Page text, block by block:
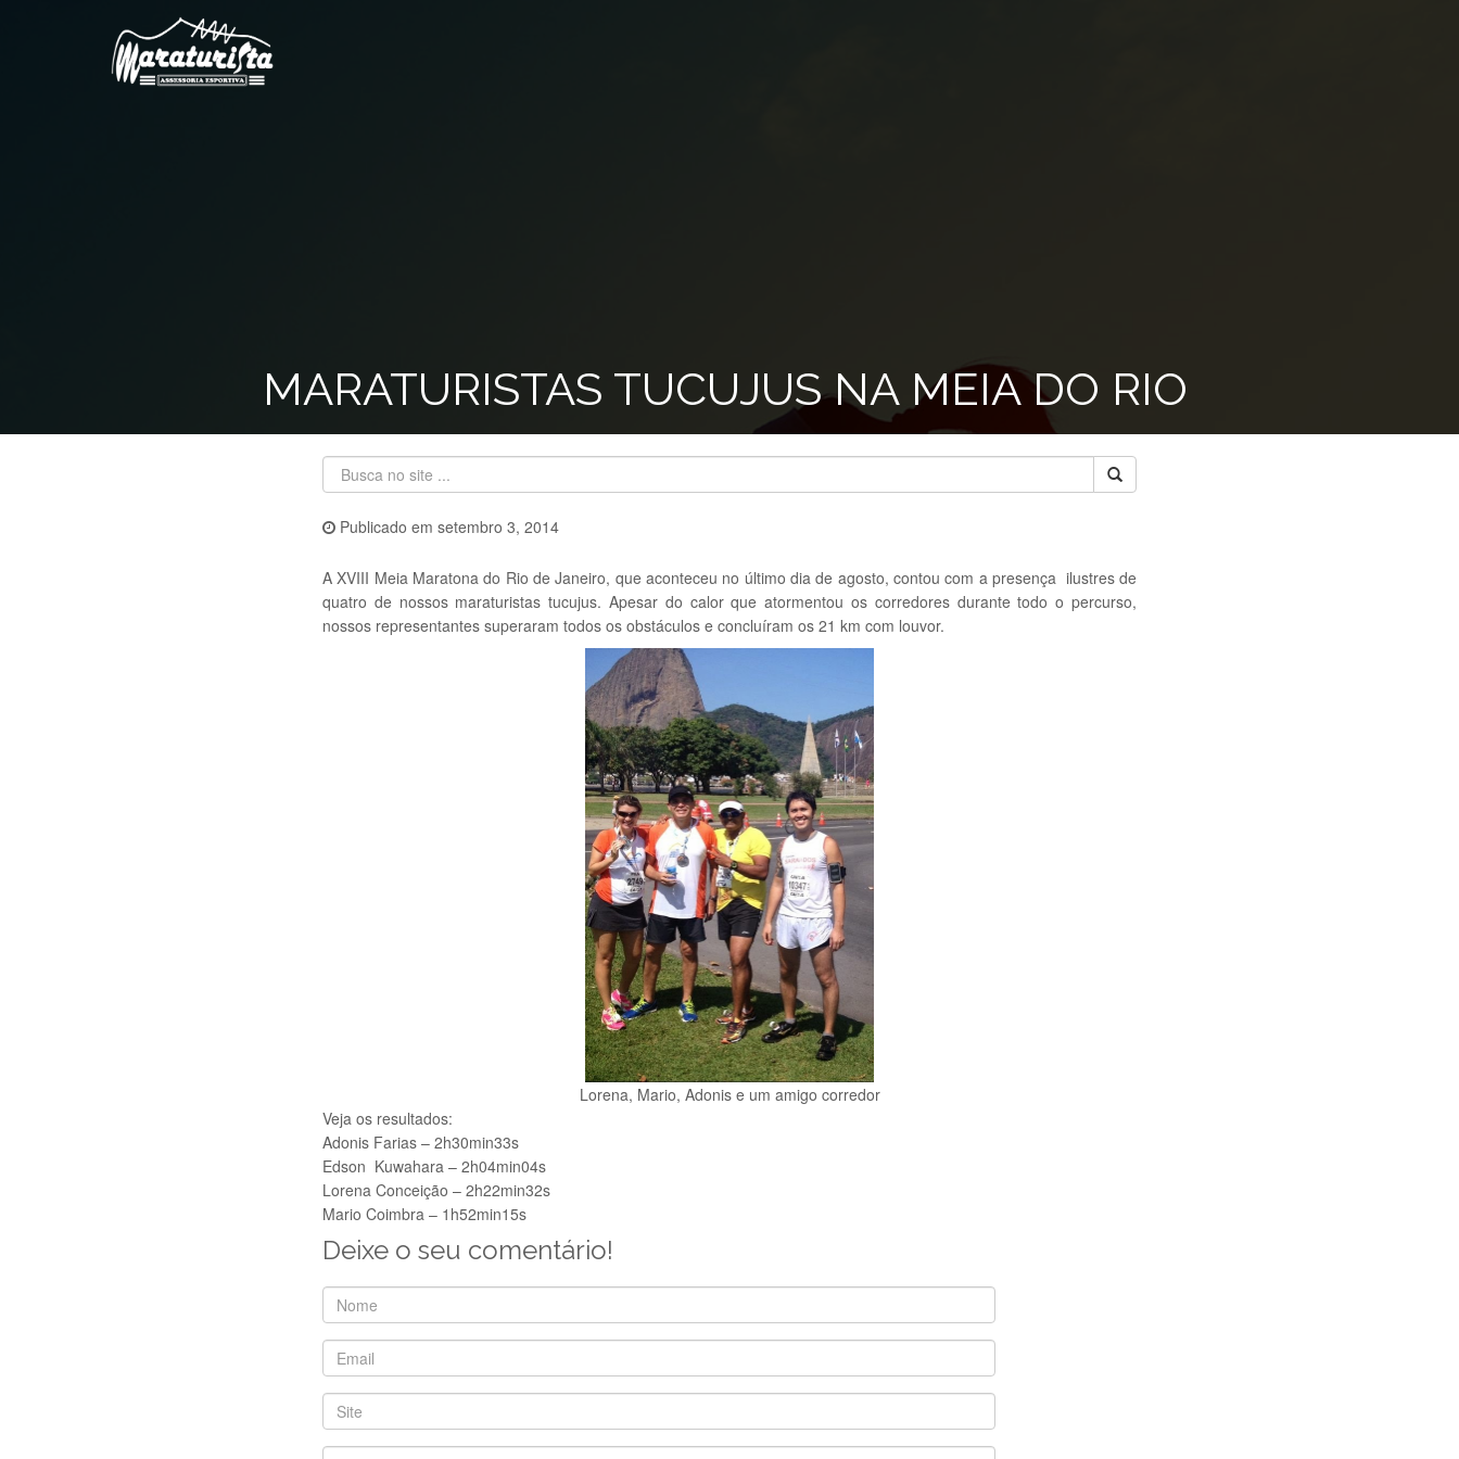
MARATURISTAS TUCUJUS NA MEIA DO RIO
Publicado em setembro 3, 2014
A XVIII Meia Maratona do Rio de Janeiro, que aconteceu no último dia de agosto, contou com a presença ilustres de
quatro de nossos maraturistas tucujus. Apesar do calor que atormentou os corredores durante todo o percurso,
nossos representantes superaram todos os obstáculos e concluíram os 21 km com louvor.
Lorena, Mario, Adonis e um amigo corredor
Veja os resultados:
Adonis Farias – 2h30min33s
Edson Kuwahara – 2h04min04s
Lorena Conceição – 2h22min32s
Mario Coimbra – 1h52min15s
Deixe o seu comentário!